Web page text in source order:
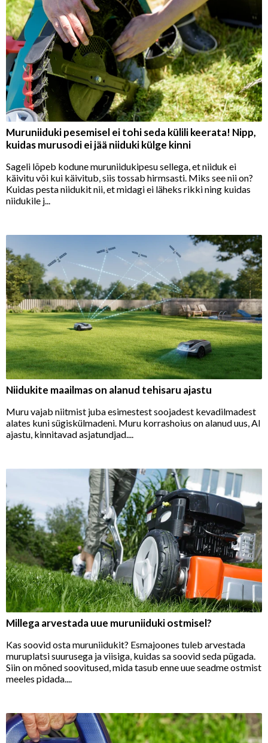
Muruniiduki pesemisel ei tohi seda külili keerata! Nipp,
kuidas murusodi ei jää niiduki külge kinni
Sageli lõpeb kodune muruniidukipesu sellega, et niiduk ei
käivitu või kui käivitub, siis tossab hirmsasti. Miks see nii on?
Kuidas pesta niidukit nii, et midagi ei läheks rikki ning kuidas
niidukile j...
Niidukite maailmas on alanud tehisaru ajastu
Muru vajab niitmist juba esimestest soojadest kevadilmadest
alates kuni sügiskülmadeni. Muru korrashoius on alanud uus, AI
ajastu, kinnitavad asjatundjad....
Millega arvestada uue muruniiduki ostmisel?
Kas soovid osta muruniidukit? Esmajoones tuleb arvestada
muruplatsi suurusega ja viisiga, kuidas sa soovid seda pügada.
Siin on mõned soovitused, mida tasub enne uue seadme ostmist
meeles pidada....